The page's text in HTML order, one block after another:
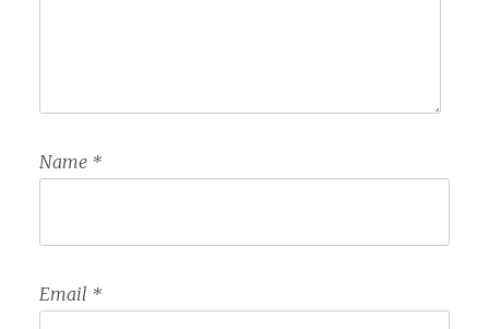
Name *
Email *